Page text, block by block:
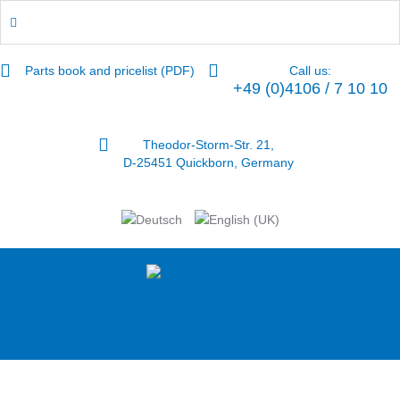
Parts book and pricelist (PDF) Call us:
+49 (0)4106 / 7 10 10
Theodor-Storm-Str. 21,
D-25451 Quickborn, Germany